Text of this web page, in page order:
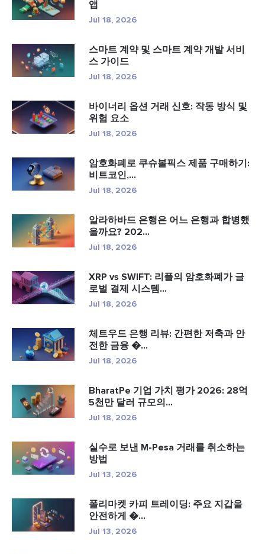
앱
Jul 18, 2026
스마트 계약 및 스마트 계약 개발 서비
스 가이드
Jul 18, 2026
바이너리 옵션 거래 신호: 작동 방식 및
위험 요소
Jul 18, 2026
암호화폐로 쿠슈볼픽스 제품 구매하기:
비트코인,...
Jul 18, 2026
알라하바드 은행은 어느 은행과 합병했
을까요? 202...
Jul 18, 2026
XRP vs SWIFT: 리플의 암호화폐가 글
로벌 결제 시스템...
Jul 18, 2026
체트우드 은행 리뷰: 간편한 저축과 안
전한 금융 �...
Jul 18, 2026
BharatPe 기업 가치 평가 2026: 28억
5천만 달러 규모의...
Jul 18, 2026
실수로 보낸 M-Pesa 거래를 취소하는
방법
Jul 13, 2026
폴리마켓 카피 트레이딩: 주요 지갑을
안전하게 �...
Jul 13, 2026